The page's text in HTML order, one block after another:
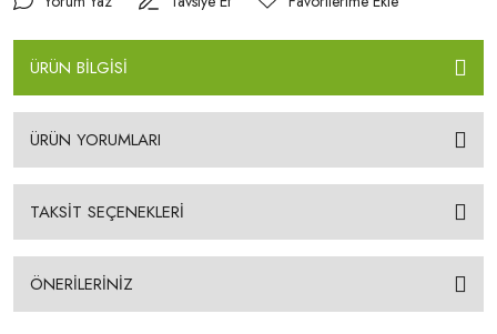
ÜRÜN BİLGİSİ
ÜRÜN YORUMLARI
TAKSİT SEÇENEKLERİ
ÖNERİLERİNİZ